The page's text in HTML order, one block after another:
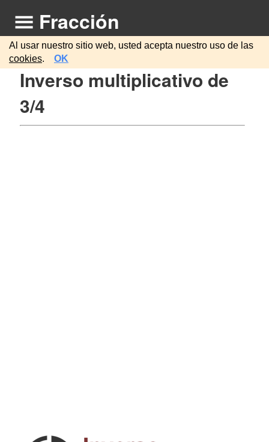
Fracción
Al usar nuestro sitio web, usted acepta nuestro uso de las
cookies. OK
Inverso multiplicativo de
3/4